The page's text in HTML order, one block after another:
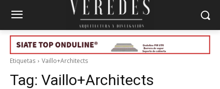
Etiquetas Vaillo+Architects
Tag: Vaillo+Architects